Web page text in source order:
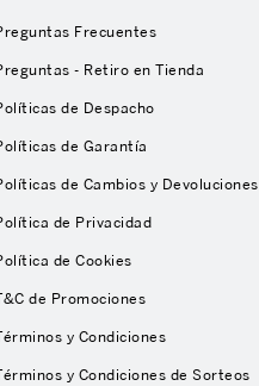
Frecuentes
- Retiro en Tienda
de Despacho
de Garantía
de Cambios y Devoluciones
de Privacidad
de Cookies
de Promociones
y Condiciones
y Condiciones de Sorteos